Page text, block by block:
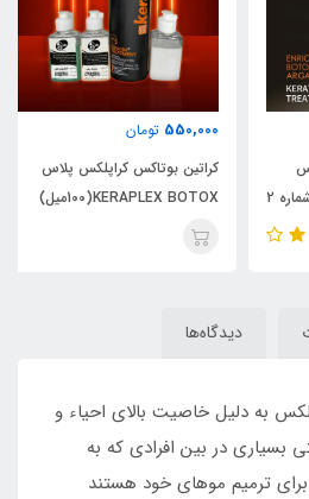
550,000 تومان
کراتین بوتاکس کراپلکس پلاس
KERAPLEX BOTOX(100میل)
فقط شماره 2
دیدگاه‌ها
به دلیل خاصیت بالای احیاء و
بسیاری در بین افرادی که به
ترمیم موهای خود هستند